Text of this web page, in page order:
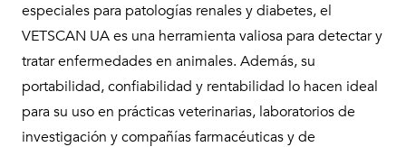
especiales para patologías renales y diabetes, el
VETSCAN UA es una herramienta valiosa para detectar y
tratar enfermedades en animales. Además, su
portabilidad, confiabilidad y rentabilidad lo hacen ideal
para su uso en prácticas veterinarias, laboratorios de
investigación y compañías farmacéuticas y de